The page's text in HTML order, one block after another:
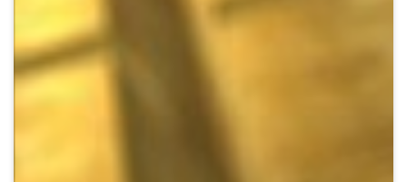
Digital payments
Sustainability